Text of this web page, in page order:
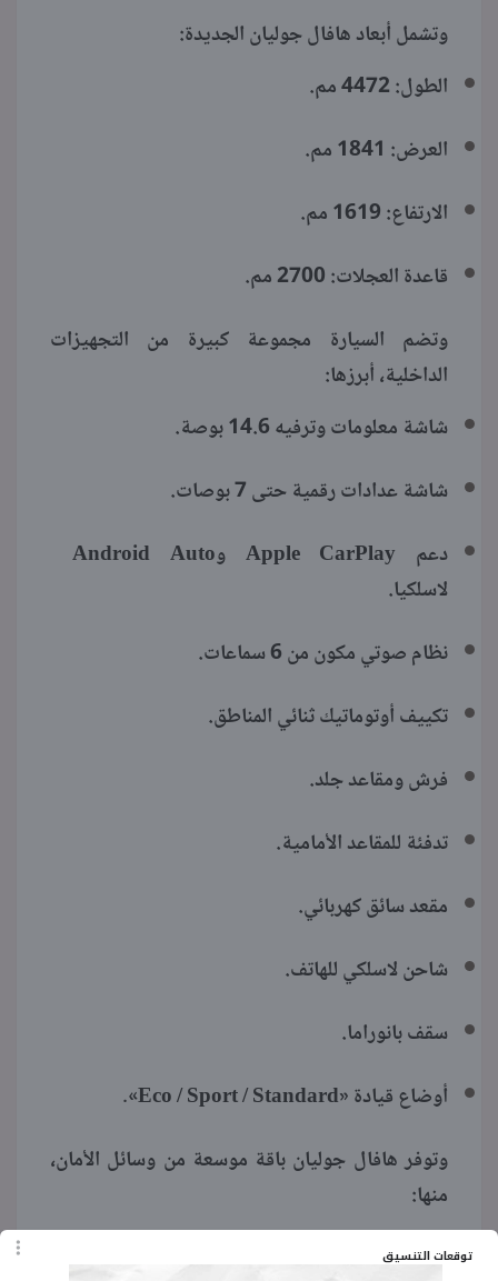
توقعات التنسيق
وتشمل أبعاد هافال جوليان الجديدة:
الطول: 4472 مم.
العرض: 1841 مم.
الارتفاع: 1619 مم.
قاعدة العجلات: 2700 مم.
وتضم السيارة مجموعة كبيرة من التجهيزات
الداخلية، أبرزها:
شاشة معلومات وترفيه 14.6 بوصة.
شاشة عدادات رقمية حتى 7 بوصات.
دعم Apple CarPlay وAndroid Auto
لاسلكيا.
نظام صوتي مكون من 6 سماعات.
تكييف أوتوماتيك ثنائي المناطق.
فرش ومقاعد جلد.
تدفئة للمقاعد الأمامية.
مقعد سائق كهربائي.
شاحن لاسلكي للهاتف.
سقف بانوراما.
أوضاع قيادة «Eco / Sport / Standard».
وتوفر هافال جوليان باقة موسعة من وسائل الأمان،
منها:
أنظمة ABS وEBD وESP.